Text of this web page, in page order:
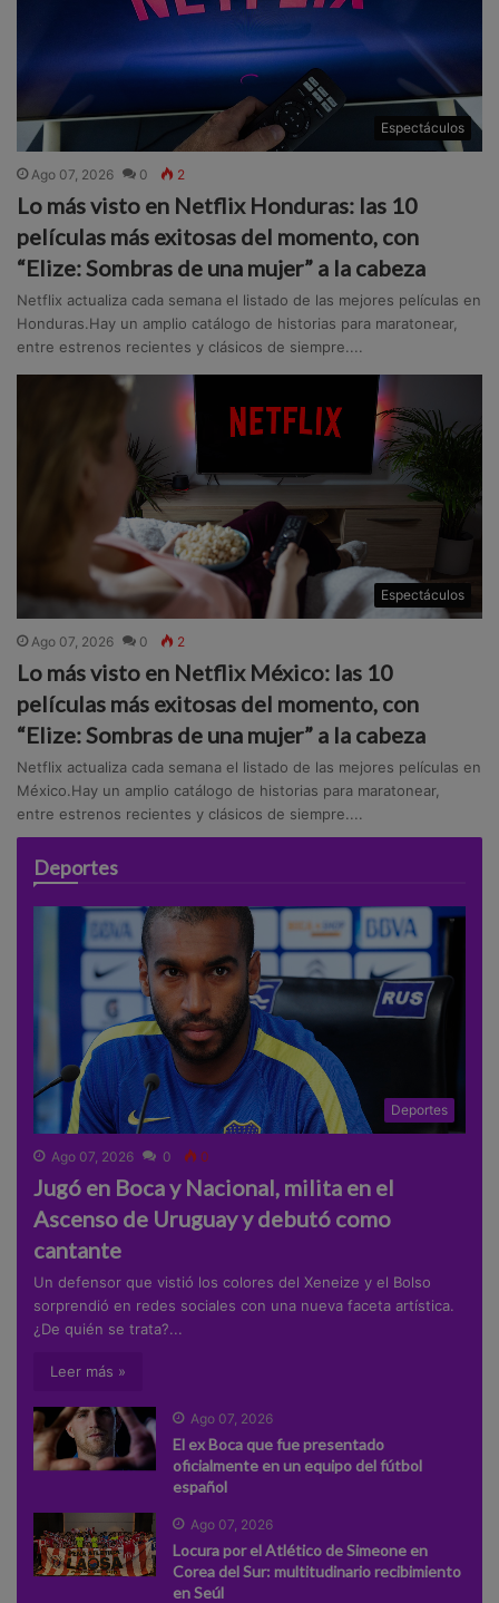
Espectáculos
Ago 07, 2026 0 2
Lo más visto en Netflix Honduras: las 10
películas más exitosas del momento, con
“Elize: Sombras de una mujer” a la cabeza
Netflix actualiza cada semana el listado de las mejores películas en
Honduras.Hay un amplio catálogo de historias para maratonear,
entre estrenos recientes y clásicos de siempre....
Espectáculos
Ago 07, 2026 0 2
Lo más visto en Netflix México: las 10
películas más exitosas del momento, con
“Elize: Sombras de una mujer” a la cabeza
Netflix actualiza cada semana el listado de las mejores películas en
México.Hay un amplio catálogo de historias para maratonear,
entre estrenos recientes y clásicos de siempre....
Deportes
Deportes
Ago 07, 2026 0 0
Jugó en Boca y Nacional, milita en el
Ascenso de Uruguay y debutó como
cantante
Un defensor que vistió los colores del Xeneize y el Bolso
sorprendió en redes sociales con una nueva faceta artística.
¿De quién se trata?...
Leer más »
Ago 07, 2026
El ex Boca que fue presentado
oficialmente en un equipo del fútbol
español
Ago 07, 2026
Locura por el Atlético de Simeone en
Corea del Sur: multitudinario recibimiento
en Seúl